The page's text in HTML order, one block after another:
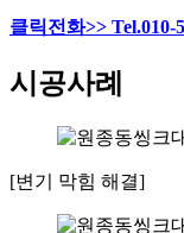
클릭전화>> Tel.010-
시공사례
[변기 막힘 해결]